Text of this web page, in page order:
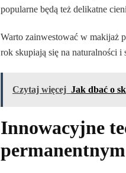
popularne będą też delikatne
Warto zainwestować w makijaż
rok skupiają się na naturalności
Czytaj więcej Jak dbać o
Innowacyjne
permanentnym